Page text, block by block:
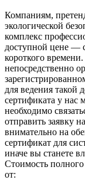
Компаниям,
экологической
комплекс
доступной цене —
короткого
непосредственно
для ведения такой
сертификата у нас
необходимо
отправить заявку
внимательно на
сертификат для
иначе вы станете
Стоимость
от: